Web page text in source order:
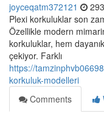
joyceqatm372121
Plexi korkuluklar son
Özellikle modern
korkuluklar, hem
çekiyor. Farklı
https://
korkuluk-modelleri
Comments